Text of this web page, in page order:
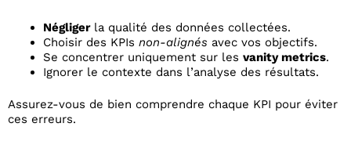
Négligerla qualité des données collectées.
Choisir des KPIs non-alignés avec vos objectifs.
Se concentrer uniquement sur les vanity metrics.
Ignorer le contexte dans l’analyse des résultats.
Assurez-vous de bien comprendre chaque KPI pour éviter
ces erreurs.